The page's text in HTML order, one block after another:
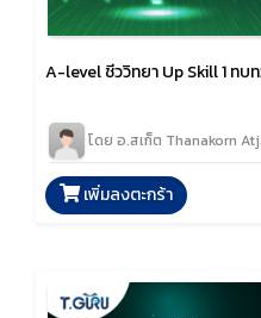
A-level ชีววิทยา Up Skill 1 ทบ
โดย อ.สเก็ต Thanakorn
เพิ่มลงตะกร้า